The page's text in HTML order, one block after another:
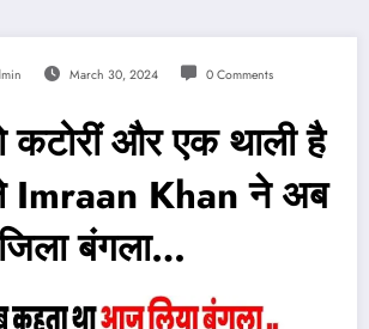
March 30, 2024 0 Comments
कटोरीं और एक थाली है
Imraan Khan ने अब
बंगला…